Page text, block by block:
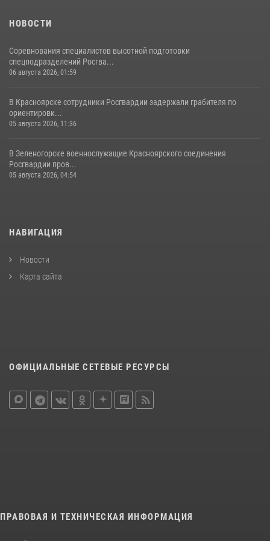
НОВОСТИ
Соревнования специалистов высотной подготовки
спецподразделений Росгва...
06 августа 2026, 01:59
В Красноярске сотрудники Росгвардии задержали грабителя по
ориентировк...
05 августа 2026, 11:36
В Зеленогорске военнослужащие Красноярского соединения
Росгвардии пров...
05 августа 2026, 04:54
НАВИГАЦИЯ
Новости
Карта сайта
ОФИЦИАЛЬНЫЕ СЕТЕВЫЕ РЕСУРСЫ
ПРАВОВАЯ И ТЕХНИЧЕСКАЯ ИНФОРМАЦИЯ